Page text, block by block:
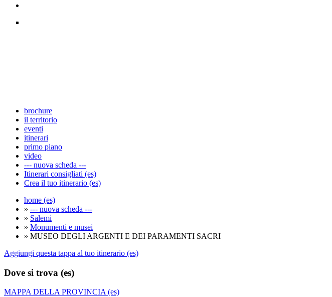
brochure
il territorio
eventi
itinerari
primo piano
video
--- nuova scheda ---
Itinerari consigliati (es)
Crea il tuo itinerario (es)
home (es)
» --- nuova scheda ---
» Salemi
» Monumenti e musei
» MUSEO DEGLI ARGENTI E DEI PARAMENTI SACRI
Aggiungi questa tappa al tuo itinerario (es)
Dove si trova (es)
MAPPA DELLA PROVINCIA (es)